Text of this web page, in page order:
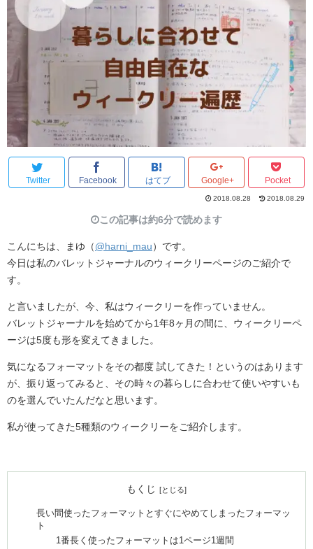
Twitter Facebook はてブ Google+ Pocket
2018.08.28 2018.08.29
この記事は約6分で読めます
こんにちは、まゆ（@harni_mau）です。
今日は私のバレットジャーナルのウィークリーページのご紹介で
す。
と言いましたが、今、私はウィークリーを作っていません。
バレットジャーナルを始めてから1年8ヶ月の間に、ウィークリーペ
ージは5度も形を変えてきました。
気になるフォーマットをその都度 試してきた！というのはあります
が、振り返ってみると、その時々の暮らしに合わせて使いやすいも
のを選んでいたんだなと思います。
私が使ってきた5種類のウィークリーをご紹介します。
もくじ
長い間使ったフォーマットとすぐにやめてしまったフォーマッ
ト
1番長く使ったフォーマットは1ページ1週間